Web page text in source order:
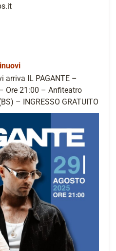
arriva IL PAGANTE –
Ore 21:00 – Anfiteatro
– INGRESSO GRATUITO